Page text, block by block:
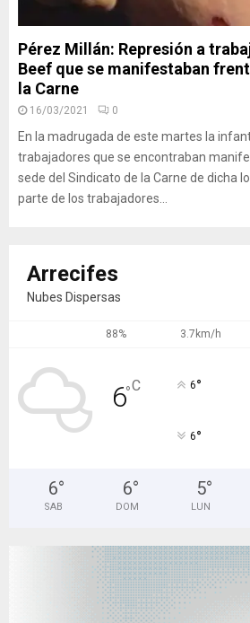
Pérez Millán: Represión a
Beef que se manifestaban
la Carne
16/03/2021 0
En la madrugada de este martes la
trabajadores que se encontraban
sede del Sindicato de la Carne de dicha
parte de los trabajadores...
Arrecifes
Nubes Dispersas
88% 3.7km/h
6°C 6°
6°
6°
SAB
6°
DOM
5°
LUN